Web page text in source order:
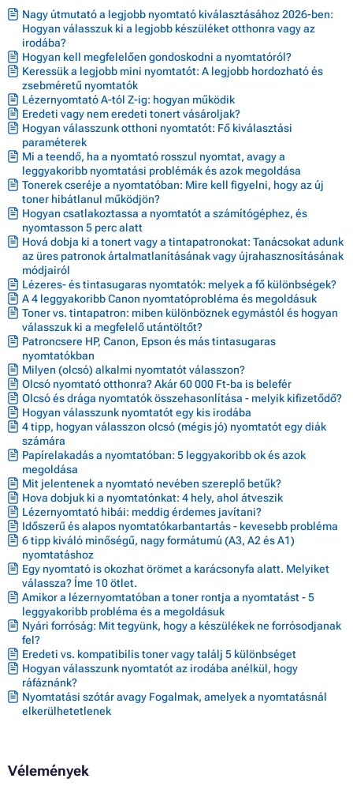
Nagy útmutató a legjobb nyomtató kiválasztásához 2026-ben:
Hogyan válasszuk ki a legjobb készüléket otthonra vagy az
irodába?
Hogyan kell megfelelően gondoskodni a nyomtatóról?
Keressük a legjobb mini nyomtatót: A legjobb hordozható és
zsebméretű nyomtatók
Lézernyomtató A-tól Z-ig: hogyan működik
Eredeti vagy nem eredeti tonert vásároljak?
Hogyan válasszunk otthoni nyomtatót: Fő kiválasztási
paraméterek
Mi a teendő, ha a nyomtató rosszul nyomtat, avagy a
leggyakoribb nyomtatási problémák és azok megoldása
Tonerek cseréje a nyomtatóban: Mire kell figyelni, hogy az új
toner hibátlanul működjön?
Hogyan csatlakoztassa a nyomtatót a számítógéphez, és
nyomtasson 5 perc alatt
Hová dobja ki a tonert vagy a tintapatronokat: Tanácsokat adunk
az üres patronok ártalmatlanításának vagy újrahasznosításának
módjairól
Lézeres- és tintasugaras nyomtatók: melyek a fő különbségek?
A 4 leggyakoribb Canon nyomtatóprobléma és megoldásuk
Toner vs. tintapatron: miben különböznek egymástól és hogyan
válasszuk ki a megfelelő utántöltőt?
Patroncsere HP, Canon, Epson és más tintasugaras
nyomtatókban
Milyen (olcsó) alkalmi nyomtatót válasszon?
Olcsó nyomtató otthonra? Akár 60 000 Ft-ba is belefér
Olcsó és drága nyomtatók összehasonlítása - melyik kifizetődő?
Hogyan válasszunk nyomtatót egy kis irodába
4 tipp, hogyan válasszon olcsó (mégis jó) nyomtatót egy diák
számára
Papírelakadás a nyomtatóban: 5 leggyakoribb ok és azok
megoldása
Mit jelentenek a nyomtató nevében szereplő betűk?
Hova dobjuk ki a nyomtatónkat: 4 hely, ahol átveszik
Lézernyomtató hibái: meddig érdemes javítani?
Időszerű és alapos nyomtatókarbantartás - kevesebb probléma
6 tipp kiváló minőségű, nagy formátumú (A3, A2 és A1)
nyomtatáshoz
Egy nyomtató is okozhat örömet a karácsonyfa alatt. Melyiket
válassza? Íme 10 ötlet.
Amikor a lézernyomtatóban a toner rontja a nyomtatást - 5
leggyakoribb probléma és a megoldásuk
Nyári forróság: Mit tegyünk, hogy a készülékek ne forrósodjanak
fel?
Eredeti vs. kompatibilis toner vagy találj 5 különbséget
Hogyan válasszunk nyomtatót az irodába anélkül, hogy
ráfáznánk?
Nyomtatási szótár avagy Fogalmak, amelyek a nyomtatásnál
elkerülhetetlenek
Vélemények